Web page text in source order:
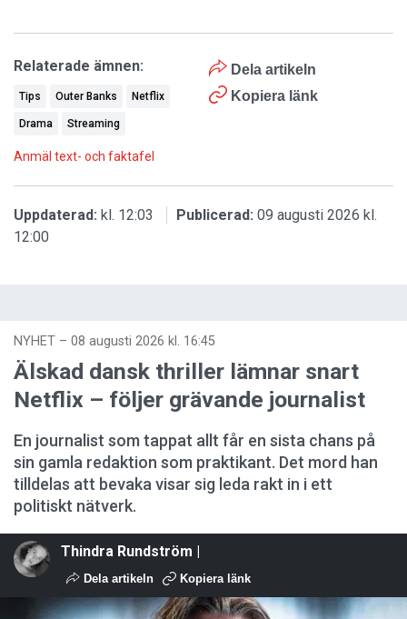
Dela artikeln
Kopiera länk
Relaterade ämnen:
Tips Outer Banks Netflix
Drama Streaming
Anmäl text- och faktafel
Uppdaterad: kl. 12:03 Publicerad: 09 augusti 2026 kl.
12:00
NYHET – 08 augusti 2026 kl. 16:45
Älskad dansk thriller lämnar snart
Netflix – följer grävande journalist
En journalist som tappat allt får en sista chans på
sin gamla redaktion som praktikant. Det mord han
tilldelas att bevaka visar sig leda rakt in i ett
politiskt nätverk.
Thindra Rundström |
Dela artikeln Kopiera länk